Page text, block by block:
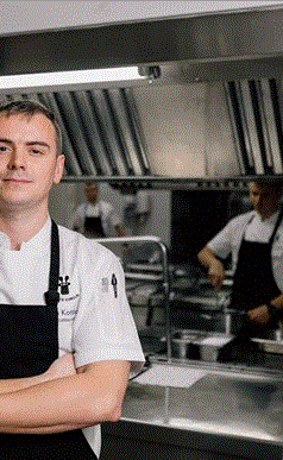
za Humpolec. V
Čapka